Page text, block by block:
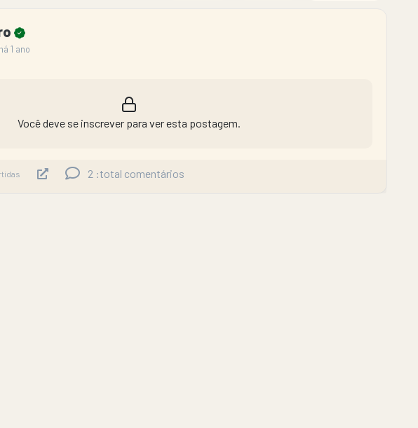
há 1 ano
Você deve se inscrever para ver esta postagem.
2 :total comentários